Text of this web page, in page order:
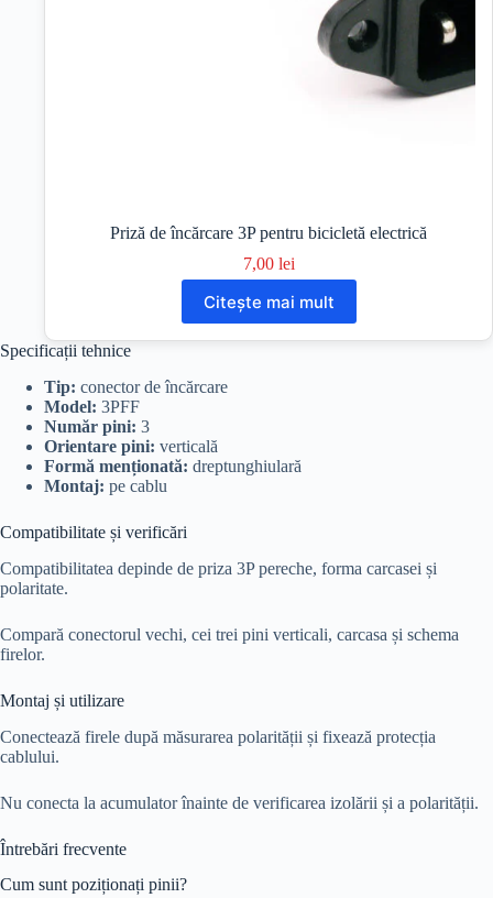
Priză de încărcare 3P pentru bicicletă electrică
7,00 lei
Citește mai mult
Specificații tehnice
Tip: conector de încărcare
Model: 3PFF
Număr pini: 3
Orientare pini: verticală
Formă menționată: dreptunghiulară
Montaj: pe cablu
Compatibilitate și verificări
Compatibilitatea depinde de priza 3P pereche, forma carcasei și
polaritate.
Compară conectorul vechi, cei trei pini verticali, carcasa și schema
firelor.
Montaj și utilizare
Conectează firele după măsurarea polarității și fixează protecția
cablului.
Nu conecta la acumulator înainte de verificarea izolării și a polarității.
Întrebări frecvente
Cum sunt poziționați pinii?